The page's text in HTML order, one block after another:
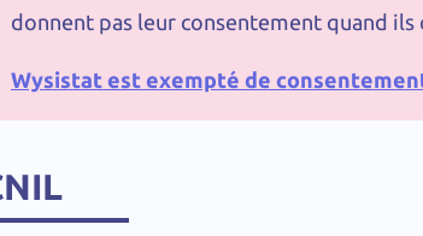
donnent pas leur consentement quand ils
Wysistat est exempté de